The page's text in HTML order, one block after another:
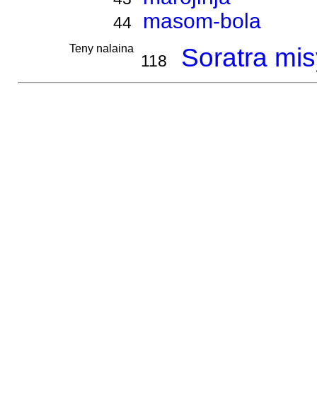
44 masom-bola
Teny nalaina
118 Soratra